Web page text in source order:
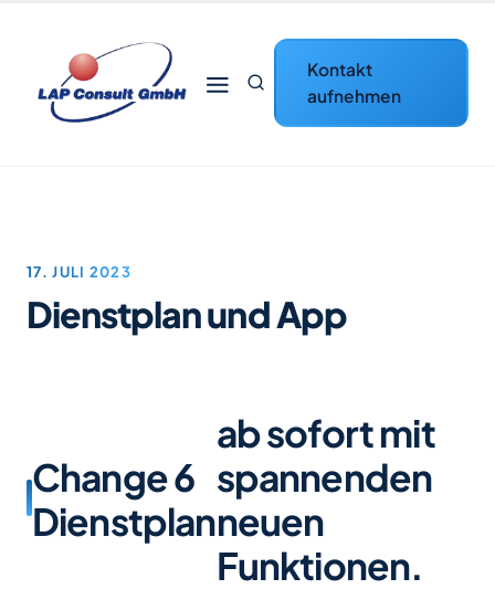
Kontakt
aufnehmen
17. JULI 2023
Dienstplan und App
Change 6
Dienstplan
ab sofort mit
spannenden
neuen
Funktionen.